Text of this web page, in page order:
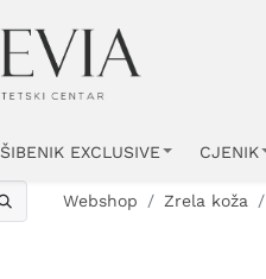
ŠIBENIK EXCLUSIVE CJENIK
Webshop Zrela koža